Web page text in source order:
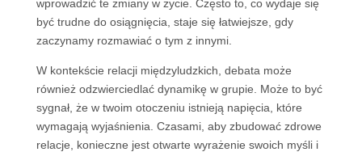
wprowadzić te zmiany w życie. Często to, co wydaje się
być trudne do osiągnięcia, staje się łatwiejsze, gdy
zaczynamy rozmawiać o tym z innymi.
W kontekście relacji międzyludzkich, debata może
również odzwierciedlać dynamikę w grupie. Może to być
sygnał, że w twoim otoczeniu istnieją napięcia, które
wymagają wyjaśnienia. Czasami, aby zbudować zdrowe
relacje, konieczne jest otwarte wyrażenie swoich myśli i